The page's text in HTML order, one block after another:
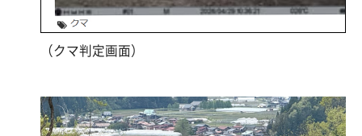
（クマ判定画面）